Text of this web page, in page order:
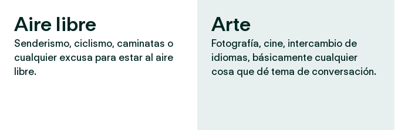
Aire libre
Senderismo, ciclismo, caminatas o
cualquier excusa para estar al aire
libre.
Arte
Fotografía, cine, intercambio de
idiomas, básicamente cualquier
cosa que dé tema de conversación.